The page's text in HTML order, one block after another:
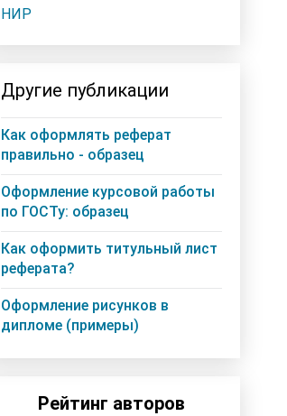
НИР
Другие публикации
Как оформлять реферат
правильно - образец
Оформление курсовой работы
по ГОСТу: образец
Как оформить титульный лист
реферата?
Оформление рисунков в
дипломе (примеры)
Рейтинг авторов